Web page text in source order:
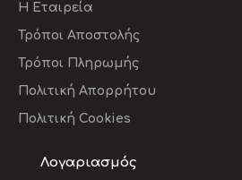
Η Εταιρεία
Τρόποι Αποστολής
Τρόποι Πληρωμής
Πολιτική Απορρήτου
Πολιτική Cookies
Λογαριασμός